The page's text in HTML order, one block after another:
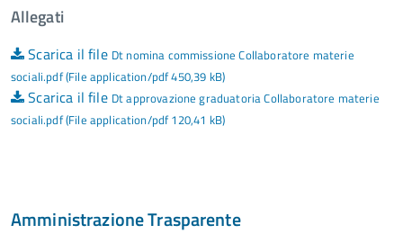
Allegati
Scarica il file Dt nomina commissione Collaboratore materie
sociali.pdf (File application/pdf 450,39 kB)
Scarica il file Dt approvazione graduatoria Collaboratore materie
sociali.pdf (File application/pdf 120,41 kB)
Amministrazione Trasparente